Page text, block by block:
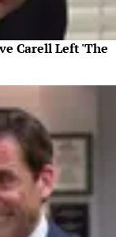
Carell Left 'The